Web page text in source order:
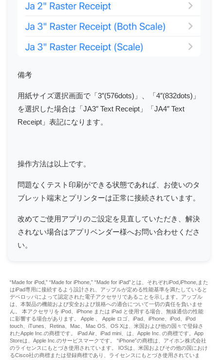
備考
用紙サイズ選択画面で「3″(576dots)」、「4″(832dots)」
を選択した場合は「JA3″ Text Receipt」「JA4″ Text
Receipt」表記になります。
操作方法は以上です。
問題なくテスト印刷ができる状態であれば、お使いのタ
ブレット端末とプリンターは正常に接続されています。
改めてご使用アプリのご設定を見直していただき、解決
されない場合はアプリベンダー様へお問い合わせくださ
い。
“Made for iPod,” “Made for iPhone,” “Made for iPad”とは、それぞれiPod,iPhone,また
はiPad専用に接続するよう設計され、アップルが定める性能基準を満たしていると
デベロッパによって認定された電子アクセサリであることを示します。アップル
は、本製品の機能および安全および規格への適合について一切の責任を負いませ
ん。 本アクセサリを iPod、iPhone または iPad と使用する場合、無線通信の性能
に影響する場合があります。 Apple 、 Apple ロゴ、iPad、iPhone、iPod、iPod
touch、iTunes、Retina、Mac、Mac OS、OS Xは、米国および他の国々で登録さ
れたApple Inc.の商標です。 iPad Air、iPad mini、は、Apple Inc. の商標です。App
Storeは、Apple Inc.のサービスマークです。 “iPhone”の商標は、アイホン株式会社
のライセンスにもとづき使用されています。 IOSは、米国およびその他の国におけ
るCisco社の商標または登録商標であり、ライセンスにもとづき使用されていま